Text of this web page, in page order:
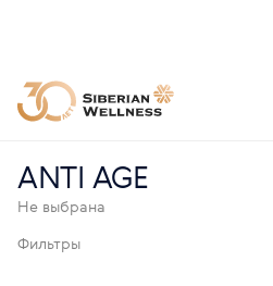
ANTI AGE
Не выбрана
Фильтры